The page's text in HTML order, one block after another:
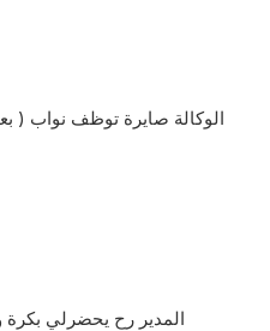
الوكالة صايرة توظف نواب (
المدير رح يحضرلي بكرة وحدة ٢ بيريود